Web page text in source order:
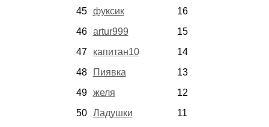
45
фуксик
16
46
artur999
15
47
капитан10
14
48
Пиявка
13
49
желя
12
50
Ладушки
11